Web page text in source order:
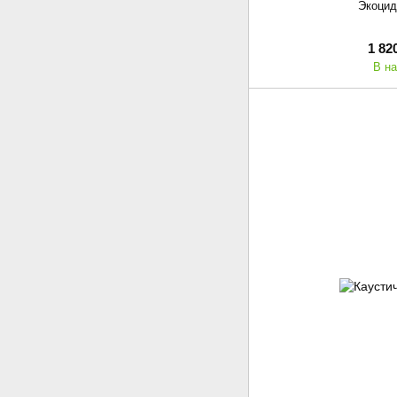
1
В